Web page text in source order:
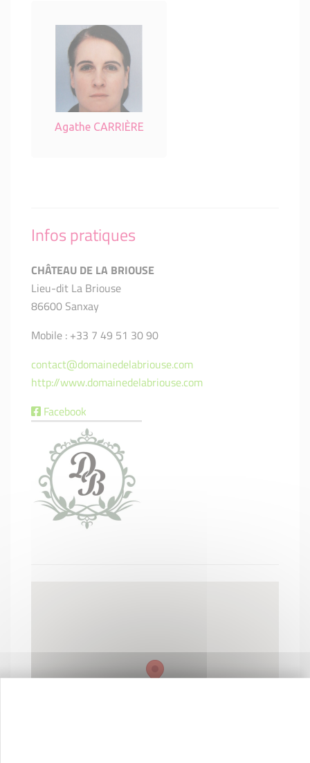
Agathe CARRIÈRE
Infos pratiques
CHÂTEAU DE LA BRIOUSE
Lieu-dit La Briouse
86600 Sanxay
Mobile : +33 7 49 51 30 90
contact@domainedelabriouse.com
http://www.domainedelabriouse.com
Facebook